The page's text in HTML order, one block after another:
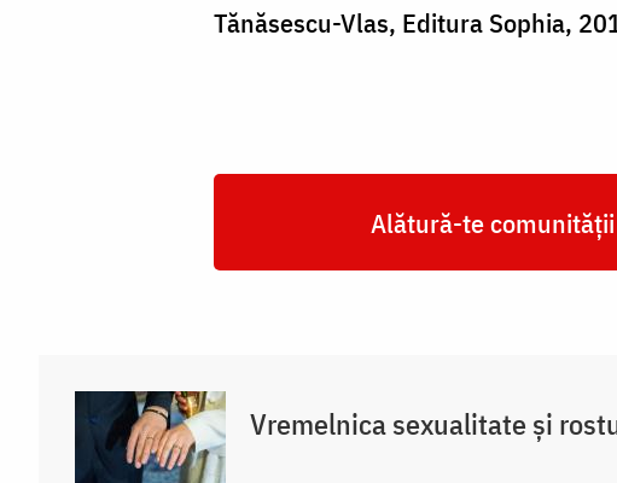
Tănăsescu-Vlas, Editura Sophia,
Alătură-te
Vremelnica sexualitate și